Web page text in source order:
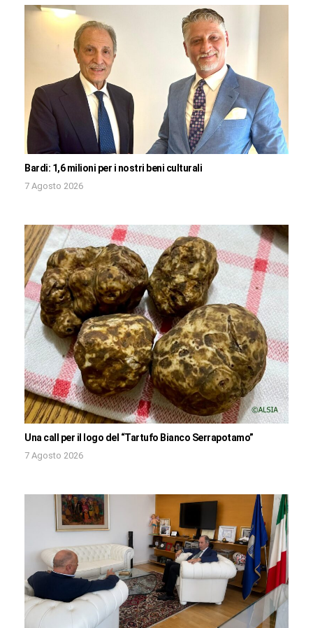
Bardi: 1,6 milioni per i nostri beni culturali
7 Agosto 2026
Una call per il logo del “Tartufo Bianco Serrapotamo”
7 Agosto 2026